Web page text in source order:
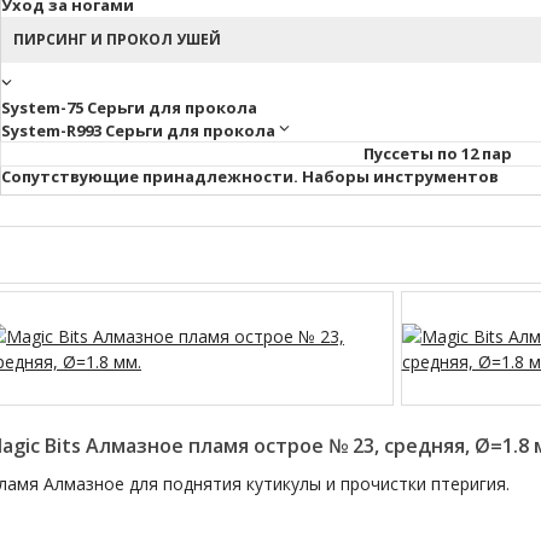
Уход за ногами
ПИРСИНГ И ПРОКОЛ УШЕЙ
System-75 Серьги для прокола
System-R993 Серьги для прокола
Пуссеты по 12 пар
Cопутствующие принадлежности. Наборы инструментов
Bits Алмазное пламя острое № 23, средняя, Ø=1.8
Алмазное для поднятия кутикулы и прочистки птеригия.